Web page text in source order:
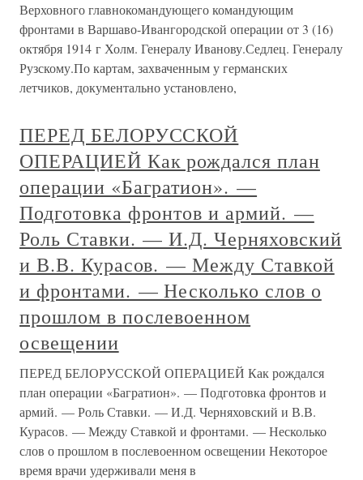
Верховного главнокомандующего командующим
фронтами в Варшаво-Ивангородской операции от 3 (16)
октября 1914 г Холм. Генералу Иванову.Седлец. Генералу
Рузскому.По картам, захваченным у германских
летчиков, документально установлено,
ПЕРЕД БЕЛОРУССКОЙ
ОПЕРАЦИЕЙ Как рождался план
операции «Багратион». —
Подготовка фронтов и армий. —
Роль Ставки. — И.Д. Черняховский
и В.В. Курасов. — Между Ставкой
и фронтами. — Несколько слов о
прошлом в послевоенном
освещении
ПЕРЕД БЕЛОРУССКОЙ ОПЕРАЦИЕЙ Как рождался
план операции «Багратион». — Подготовка фронтов и
армий. — Роль Ставки. — И.Д. Черняховский и В.В.
Курасов. — Между Ставкой и фронтами. — Несколько
слов о прошлом в послевоенном освещении Некоторое
время врачи удерживали меня в